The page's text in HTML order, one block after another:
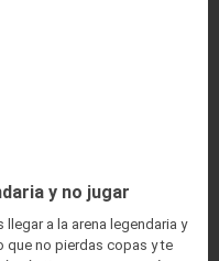
y no jugar
a la arena legendaria y
que no pierdas copas y te